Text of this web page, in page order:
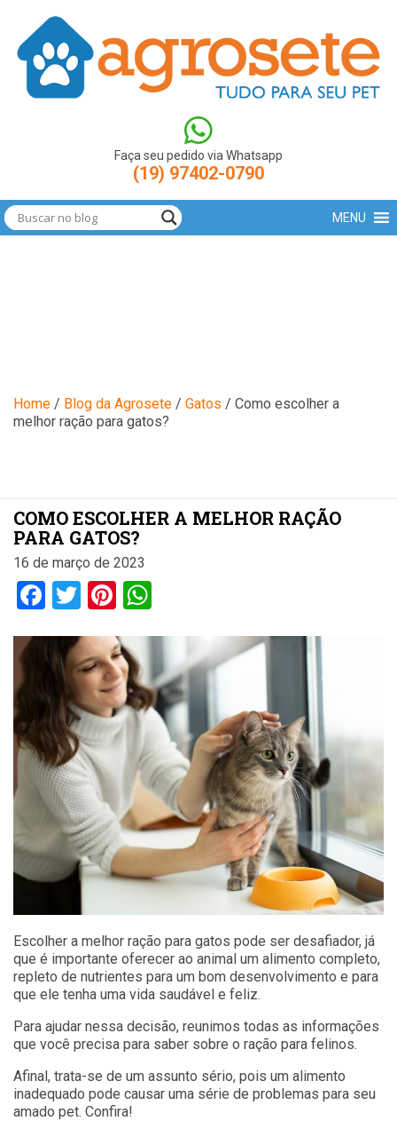
Date().getTime(),event:'gtm.js'});var
f=d.getElementsByTagName(s)[0],
j=d.createElement(s),dl=l!='dataLayer'?'&l='+l:'';j.async=true;j.src=
'https://www.googletagmanager.com/gtm.js?
id='+i+dl;f.parentNode.insertBefore(j,f); })
(window,document,'script','dataLayer','GTM-N9LBXCV');
Faça seu pedido via Whatsapp
(19) 97402-0790
MENU
Blog
Home / Blog da Agrosete / Gatos / Como escolher a
melhor ração para gatos?
COMO ESCOLHER A MELHOR RAÇÃO
PARA GATOS?
16 de março de 2023
Facebook
TwitterPinterest
Escolher a melhor ração para gatos pode ser desafiador, já
que é importante oferecer ao animal um alimento completo,
repleto de nutrientes para um bom desenvolvimento e para
que ele tenha uma vida saudável e feliz.
Para ajudar nessa decisão, reunimos todas as informações
que você precisa para saber sobre o ração para felinos.
Afinal, trata-se de um assunto sério, pois um alimento
inadequado pode causar uma série de problemas para seu
amado pet. Confira!